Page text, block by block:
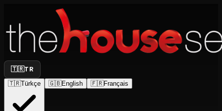
🇹🇷TR
🇹🇷Türkçe 🇬🇧English 🇫🇷Français